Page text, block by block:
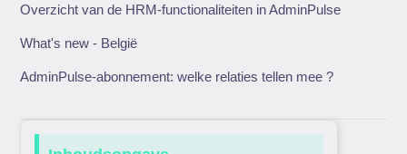
Overzicht van de HRM-functionaliteiten in AdminPulse
What's new - België
AdminPulse-abonnement: welke relaties tellen mee ?